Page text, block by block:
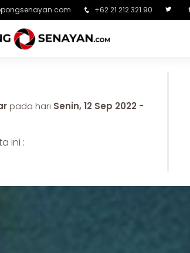
+62 21 212 321 90
pada hari Senin, 12 Sep 2022 -
ini :